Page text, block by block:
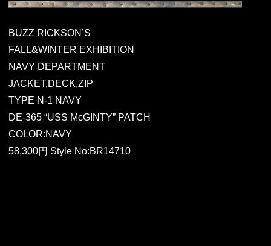
BUZZ RICKSON’S
FALL&WINTER EXHIBITION
NAVY DEPARTMENT
JACKET,DECK,ZIP
TYPE N-1 NAVY
DE-365 “USS McGINTY” PATCH
COLOR:NAVY
58,300円 Style No:BR14710